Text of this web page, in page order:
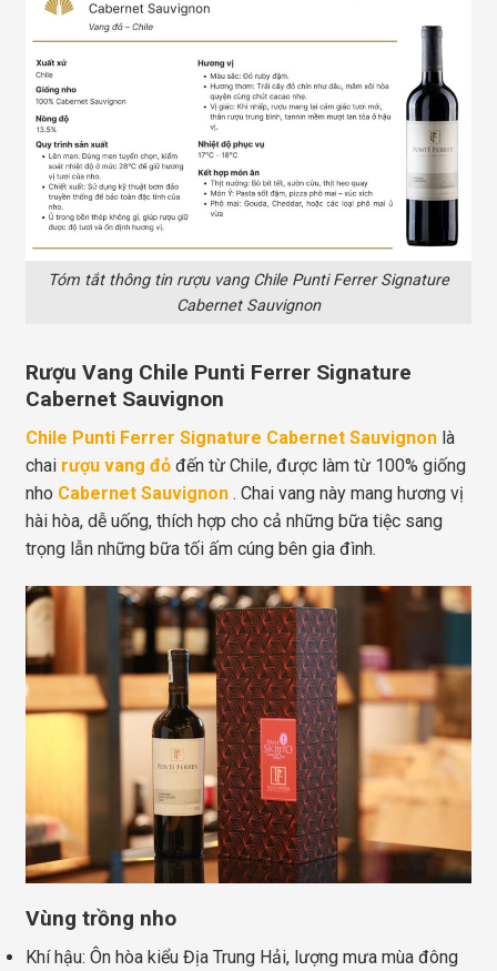
Tóm tắt thông tin rượu vang Chile Punti Ferrer Signature
Cabernet Sauvignon
Rượu Vang Chile Punti Ferrer Signature
Cabernet Sauvignon
Chile Punti Ferrer Signature Cabernet Sauvignon là
chai rượu vang đỏ đến từ Chile, được làm từ 100% giống
nho Cabernet Sauvignon . Chai vang này mang hương vị
hài hòa, dễ uống, thích hợp cho cả những bữa tiệc sang
trọng lẫn những bữa tối ấm cúng bên gia đình.
Vùng trồng nho
Khí hậu: Ôn hòa kiểu Địa Trung Hải, lượng mưa mùa đông